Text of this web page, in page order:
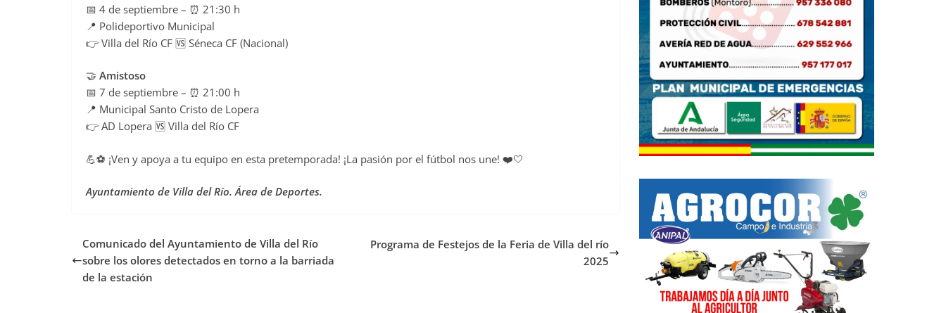
📅 4 de septiembre – ⏰ 21:30 h
📍 Polideportivo Municipal
👉 Villa del Río CF 🆚 Séneca CF (Nacional)
🤝 Amistoso
📅 7 de septiembre – ⏰ 21:00 h
📍 Municipal Santo Cristo de Lopera
👉 AD Lopera 🆚 Villa del Río CF
💪⚽ ¡Ven y apoya a tu equipo en esta pretemporada! ¡La pasión por el fútbol nos une! ❤️🤍
Ayuntamiento de Villa del Río. Área de Deportes.
Comunicado del Ayuntamiento de Villa del Río
sobre los olores detectados en torno a la barriada
de la estación
Programa de Festejos de la Feria de Villa del río
2025